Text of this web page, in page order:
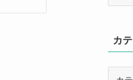
カ
イ
ブ
カ